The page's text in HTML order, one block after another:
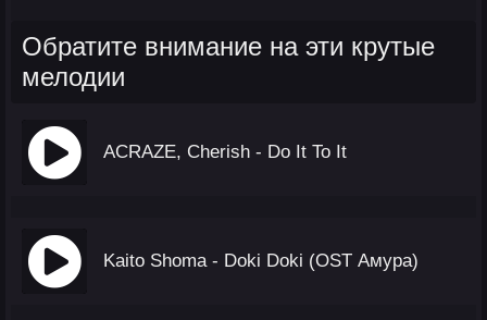
Обратите внимание на эти крутые
мелодии
ACRAZE, Cherish - Do It To It
Kaito Shoma - Doki Doki (OST Амура)